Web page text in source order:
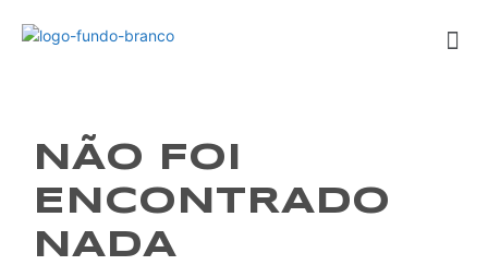
NÃO FOI
ENCONTRADO
NADA